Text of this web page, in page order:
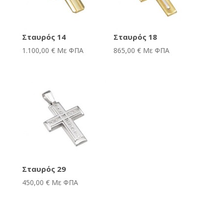
Σταυρός 14
1.100,00 € Με ΦΠΑ
Σταυρός 18
865,00€ Με ΦΠΑ
Σταυρός 29
450,00 € Με ΦΠΑ